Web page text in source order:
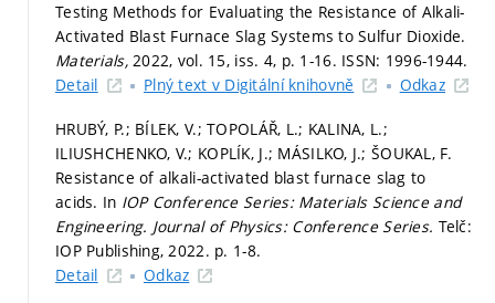
Testing Methods for Evaluating the Resistance of Alkali-
Activated Blast Furnace Slag Systems to Sulfur Dioxide.
Materials,2022, vol. 15, iss. 4, p. 1-16. ISSN: 1996-1944.
Detail
Plný text v Digitální knihovně Odkaz
HRUBÝ, P.; BÍLEK, V.; TOPOLÁŘ, L.; KALINA, L.;
ILIUSHCHENKO, V.; KOPLÍK, J.; MÁSILKO, J.; ŠOUKAL, F.
Resistance of alkali-activated blast furnace slag to
acids. In IOP Conference Series: Materials Science and
Engineering. Journal of Physics: Conference Series. Telč:
IOP Publishing, 2022. p. 1-8.
Detail
Odkaz